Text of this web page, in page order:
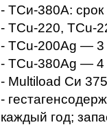
- ТСи-380А:
- TCu-220, TCu-
- TCu-200Ag — 3
- TCu-380Ag — 4
- Мultiload Си
-
каждый год;